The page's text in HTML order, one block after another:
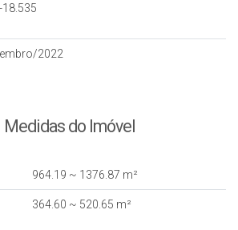
18.535
2022
Medidas do Imóvel
964.19 ~ 1376.87 m²
364.60 ~ 520.65 m²